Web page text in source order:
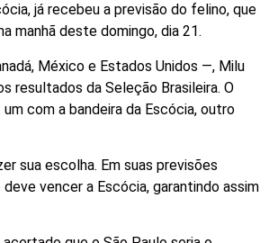
já recebeu a previsão do felino, que
manhã deste domingo, dia 21.
México e Estados Unidos —, Milu
resultados da Seleção Brasileira. O
com a bandeira da Escócia, outro
sua escolha. Em suas previsões
vencer a Escócia, garantindo assim